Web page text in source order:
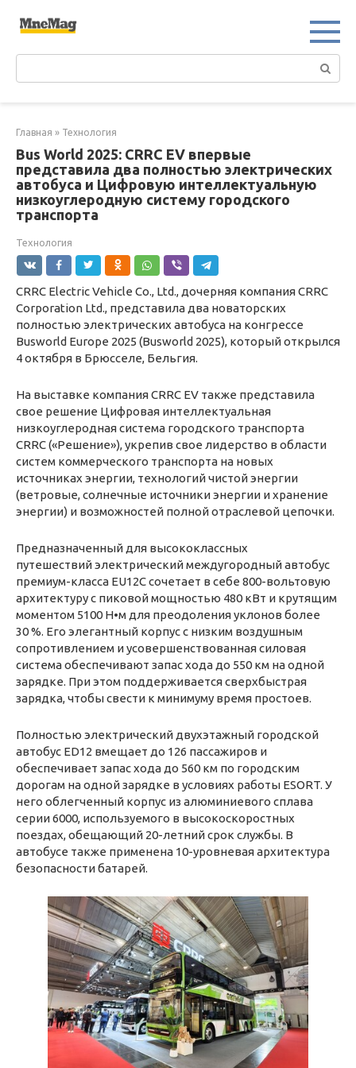
Главная » Технология
Bus World 2025: CRRC EV впервые
представила два полностью электрических
автобуса и Цифровую интеллектуальную
низкоуглеродную систему городского
транспорта
Технология
CRRC Electric Vehicle Co., Ltd., дочерняя компания CRRC
Corporation Ltd., представила два новаторских
полностью электрических автобуса на конгрессе
Busworld Europe 2025 (Busworld 2025), который открылся
4 октября в Брюсселе, Бельгия.
На выставке компания CRRC EV также представила
свое решение Цифровая интеллектуальная
низкоуглеродная система городского транспорта
CRRC («Решение»), укрепив свое лидерство в области
систем коммерческого транспорта на новых
источниках энергии, технологий чистой энергии
(ветровые, солнечные источники энергии и хранение
энергии) и возможностей полной отраслевой цепочки.
Предназначенный для высококлассных
путешествий электрический междугородный автобус
премиум-класса EU12C сочетает в себе 800-вольтовую
архитектуру с пиковой мощностью 480 кВт и крутящим
моментом 5100 Н•м для преодоления уклонов более
30 %. Его элегантный корпус с низким воздушным
сопротивлением и усовершенствованная силовая
система обеспечивают запас хода до 550 км на одной
зарядке. При этом поддерживается сверхбыстрая
зарядка, чтобы свести к минимуму время простоев.
Полностью электрический двухэтажный городской
автобус ED12 вмещает до 126 пассажиров и
обеспечивает запас хода до 560 км по городским
дорогам на одной зарядке в условиях работы ESORT. У
него облегченный корпус из алюминиевого сплава
серии 6000, используемого в высокоскоростных
поездах, обещающий 20-летний срок службы. В
автобусе также применена 10-уровневая архитектура
безопасности батарей.